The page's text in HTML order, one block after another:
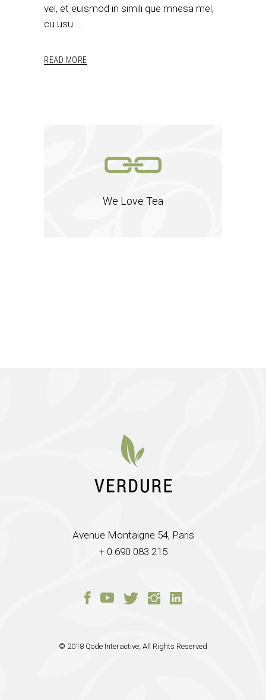
vel, et euismod in simili que mnesa mel,
cu usu
READ MORE
We Love Tea
Avenue Montaigne 54, Paris
+ 0 690 083 215
© 2018 Qode Interactive , All Rights Reserved